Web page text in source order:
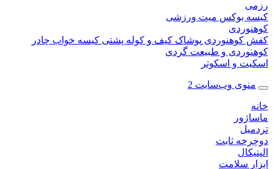
بوکسمیت ورزشی
کوهنوردیپوشاککیف و کوله پشتیکیسه خوابچادر
و طبیعت گردی
و اسکوتر
وب‌سایت 2
ثابت
سلامت